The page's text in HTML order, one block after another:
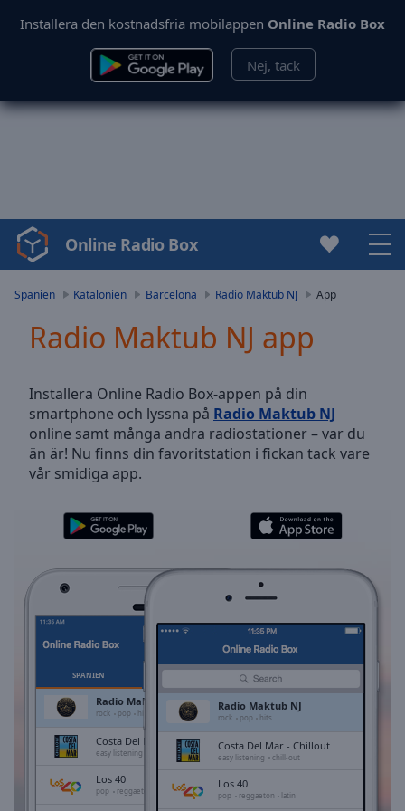
Installera den kostnadsfria mobilappen Online Radio Box
Nej, tack
Video
Player
Video
Skip
Backward
Skip
Forward
Mute
Current
Duration-:-
0.00%
Stream
TypeLIVE
LIVE
Remaining
Online Radio Box
Spanien Katalonien Barcelona Radio Maktub NJ App
Radio Maktub NJ app
Installera Online Radio Box-appen på din
smartphone och lyssna på Radio Maktub NJ
online samt många andra radiostationer – var du
än är! Nu finns din favoritstation i fickan tack vare
vår smidiga app.
SPANIEN
Radio Maktub NJ
rock pop hits
Costa Del Mar - Chillout
easy listening chill-out
Los 40
pop reggaeton latin
Radio Maktub NJ
rock pop hits
Costa Del Mar - Chillout
easy listening chill-out
Los 40
pop reggaeton latin